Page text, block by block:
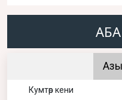
Кумтөр кени